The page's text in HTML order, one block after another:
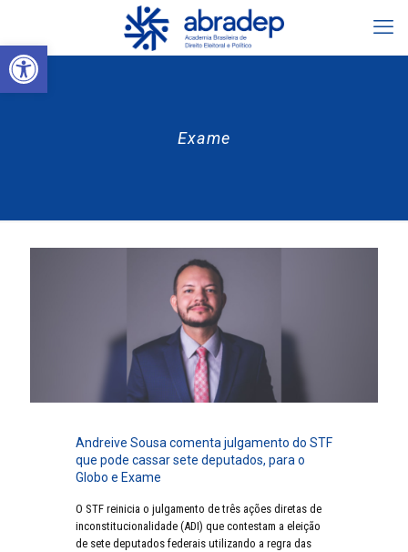
Abrir a barra de ferramentas
Exame
Andreive Sousa comenta julgamento do STF
que pode cassar sete deputados, para o
Globo e Exame
O STF reinicia o julgamento de três ações diretas de
inconstitucionalidade (ADI) que contestam a eleição
de sete deputados federais utilizando a regra das